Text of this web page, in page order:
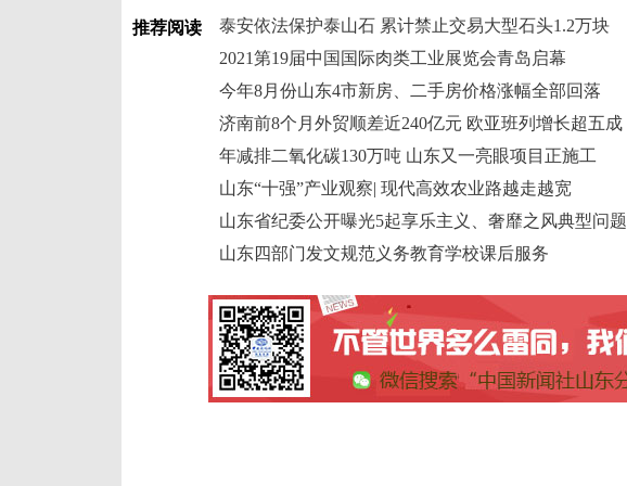
推荐阅读
泰安依法保护泰山石 累计禁止交易大型石头1.2万块
2021第19届中国国际肉类工业展览会青岛启幕
今年8月份山东4市新房、二手房价格涨幅全部回落
济南前8个月外贸顺差近240亿元 欧亚班列增长超五成
年减排二氧化碳130万吨 山东又一亮眼项目正施工
山东“十强”产业观察| 现代高效农业路越走越宽
山东省纪委公开曝光5起享乐主义、奢靡之风典型问题
山东四部门发文规范义务教育学校课后服务